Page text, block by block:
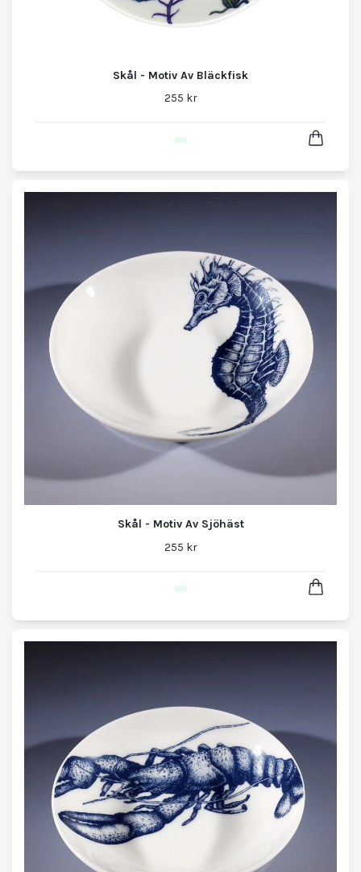
Skål - Motiv Av Bläckfisk
255 kr
Skål - Motiv Av Sjöhäst
255 kr